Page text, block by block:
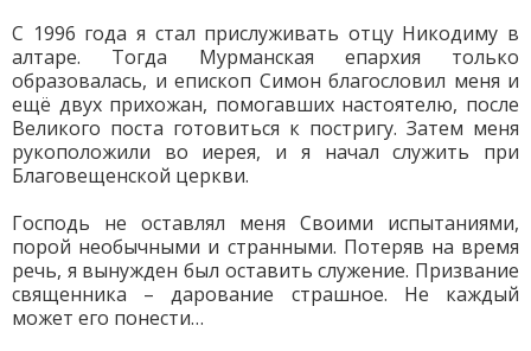
С 1996 года я стал прислуживать отцу Никодиму в
алтаре. Тогда Мурманская епархия только
образовалась, и епископ Симон благословил меня и
ещё двух прихожан, помогавших настоятелю, после
Великого поста готовиться к постригу. Затем меня
рукоположили во иерея, и я начал служить при
Благовещенской церкви.
Господь не оставлял меня Своими испытаниями,
порой необычными и странными. Потеряв на время
речь, я вынужден был оставить служение. Призвание
священника – дарование страшное. Не каждый
может его понести…